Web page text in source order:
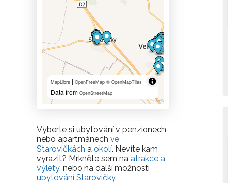
MapLibre | OpenFreeMap © OpenMapTiles
Data from OpenStreetMap
Vyberte si ubytování v penzionech
nebo apartmánech ve
Starovičkách a okolí. Nevíte kam
vyrazit? Mrkněte sem na atrakce a
výlety, nebo na další možnosti
ubytování Starovičky.